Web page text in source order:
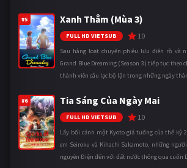
#5 Xanh Thẳm (Mùa 3)
FULL HD VIETSUB 10
Sau hàng loạt chuyến phiêu lưu điên rồ và
Grand Blue Dreaming (Season 3) tiếp tục theo
thành viên câu lạc bộ lặn trong những ngày
#6 Tia Sáng Của Ngày Mai
FULL HD VIETSUB 10
Lấy bối cảnh một Kyoto giả tưởng của thế kỷ
em Seiroku và Kihachi Sakamoto, những
nguyên Điện đến với đất nước thông qua cuốn